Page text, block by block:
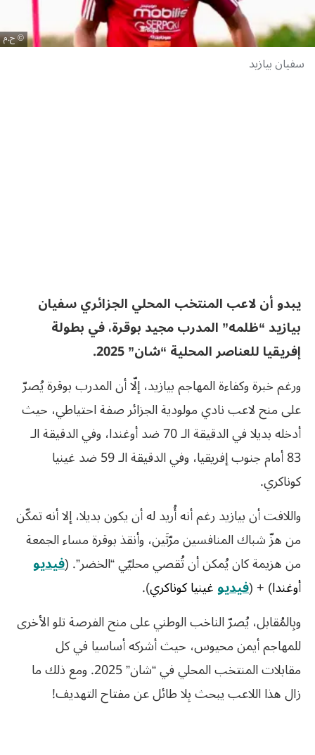
ح.م
سفيان بيازيد
يبدو أن لاعب المنتخب المحلي الجزائري سفيان
بيازيد “ظلمه” المدرب مجيد بوقرة، في بطولة
إفريقيا للعناصر المحلية “شان” 2025.
ورغم خبرة وكفاءة المهاجم بيازيد، إلّا أن المدرب بوقرة يُصرّ
على منح لاعب نادي مولودية الجزائر صفة احتياطي، حيث
أدخله بديلا في الدقيقة الـ 70 ضد أوغندا، وفي الدقيقة الـ
83 أمام جنوب إفريقيا، وفي الدقيقة الـ 59 ضد غينيا
كوناكري.
واللافت أن بيازيد رغم أنه أُريد له أن يكون بديلا، إلا أنه تمكّن
من هزّ شباك المنافسين مرّتَين، وأنقذ بوقرة مساء الجمعة
من هزيمة كان يُمكن أن تُقصي محليّي “الخضر”. (فيديو
أوغندا) + (فيديوغينيا كوناكري).
وبِالمُقابل، يُصرّ الناخب الوطني على منح الفرصة تلو الأخرى
للمهاجم أيمن محيوس، حيث أشركه أساسيا في كل
مقابلات المنتخب المحلي في “شان” 2025. ومع ذلك ما
زال هذا اللاعب يبحث بِلا طائل عن مفتاح التهديف!